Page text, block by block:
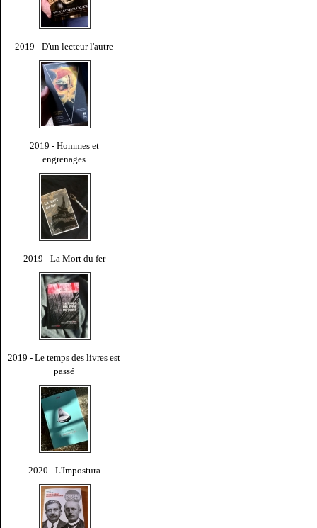
2019 - D'un lecteur l'autre
2019 - Hommes et
engrenages
2019 - La Mort du fer
2019 - Le temps des livres est
passé
2020 - L'Impostura